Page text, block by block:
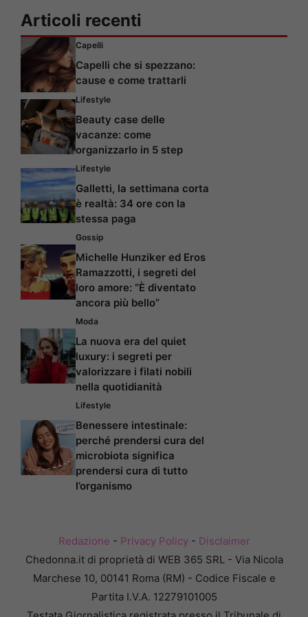
Articoli recenti
Capelli
Capelli che si spezzano:
cause e come trattarli
Lifestyle
Beauty case delle
vacanze: come
organizzarlo in 5 step
Lifestyle
Galletti, la settimana corta
è realtà: 34 ore con la
stessa paga
Gossip
Michelle Hunziker ed Eros
Ramazzotti, i segreti del
loro amore: “È diventato
ancora più bello”
Moda
La nuova era del quiet
luxury: i segreti per
valorizzare i filati nobili
nella quotidianità
Lifestyle
Benessere intestinale:
perché prendersi cura del
microbiota significa
prendersi cura di tutto
l’organismo
Redazione - Privacy Policy- Disclaimer
Chedonna.it di proprietà di WEB 365 SRL - Via Nicola
Marchese 10, 00141 Roma (RM) - Codice Fiscale e
Partita I.V.A. 12279101005